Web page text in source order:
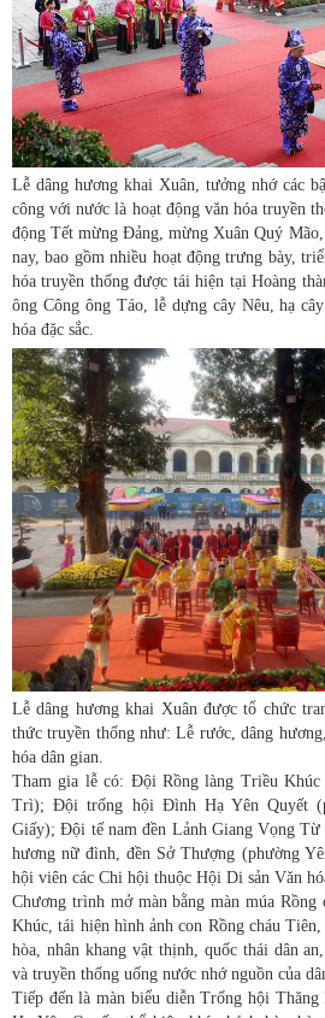
Lễ dâng hương khai Xuân, tưởng nhớ các
công với nước là hoạt động văn hóa truyền
động Tết mừng Đảng, mừng Xuân Quý
nay, bao gồm nhiều hoạt động trưng bày,
hóa truyền thống được tái hiện tại Hoàng
ông Công ông Táo, lễ dựng cây Nêu, hạ
hóa đặc sắc.
Lễ dâng hương khai Xuân được tổ chức
thức truyền thống như: Lễ rước, dâng
hóa dân gian.
Tham gia lễ có: Đội Rồng làng Triều
Trì); Đội trống hội Đình Hạ Yên Quyết
Giấy); Đội tế nam đền Lảnh Giang Vọng
hương nữ đình, đền Sở Thượng (phường
hội viên các Chi hội thuộc Hội Di sản Văn
Chương trình mở màn bằng màn múa Rồng
Khúc, tái hiện hình ảnh con Rồng cháu
hòa, nhân khang vật thịnh, quốc thái dân
và truyền thống uống nước nhớ nguồn của
Tiếp đến là màn biểu diễn Trống hội Thăng